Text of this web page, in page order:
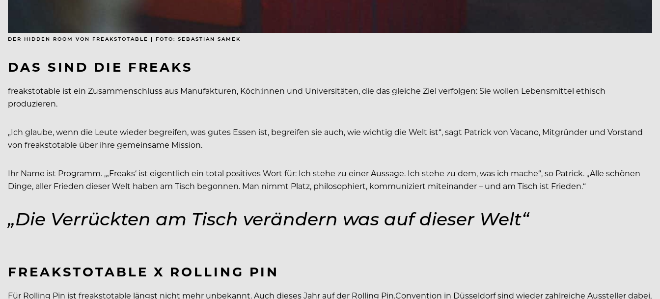
DER HIDDEN ROOM VON FREAKSTOTABLE | FOTO: SEBASTIAN SAMEK
DAS SIND DIE FREAKS
freakstotable ist ein Zusammenschluss aus Manufakturen, Köch:innen und Universitäten, die das gleiche Ziel verfolgen: Sie wollen Lebensmittel ethisch
produzieren.
„Ich glaube, wenn die Leute wieder begreifen, was gutes Essen ist, begreifen sie auch, wie wichtig die Welt ist“, sagt Patrick von Vacano, Mitgründer und Vorstand
von freakstotable über ihre gemeinsame Mission.
Ihr Name ist Programm. „‚Freaks‘ ist eigentlich ein total positives Wort für: Ich stehe zu einer Aussage. Ich stehe zu dem, was ich mache“, so Patrick. „Alle schönen
Dinge, aller Frieden dieser Welt haben am Tisch begonnen. Man nimmt Platz, philosophiert, kommuniziert miteinander – und am Tisch ist Frieden.“
„Die Verrückten am Tisch verändern was auf dieser Welt“
FREAKSTOTABLE X ROLLING PIN
Für Rolling Pin ist freakstotable längst nicht mehr unbekannt. Auch dieses Jahr auf der Rolling Pin.Convention in Düsseldorf sind wieder zahlreiche Aussteller dabei,